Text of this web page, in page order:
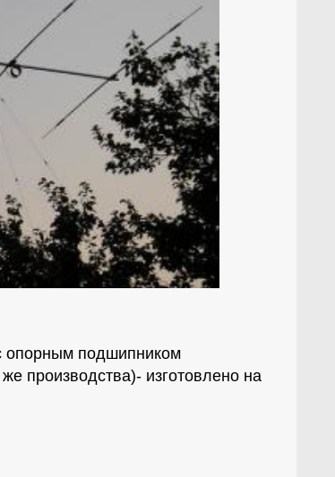
опорным подшипником
производства)- изготовлено на